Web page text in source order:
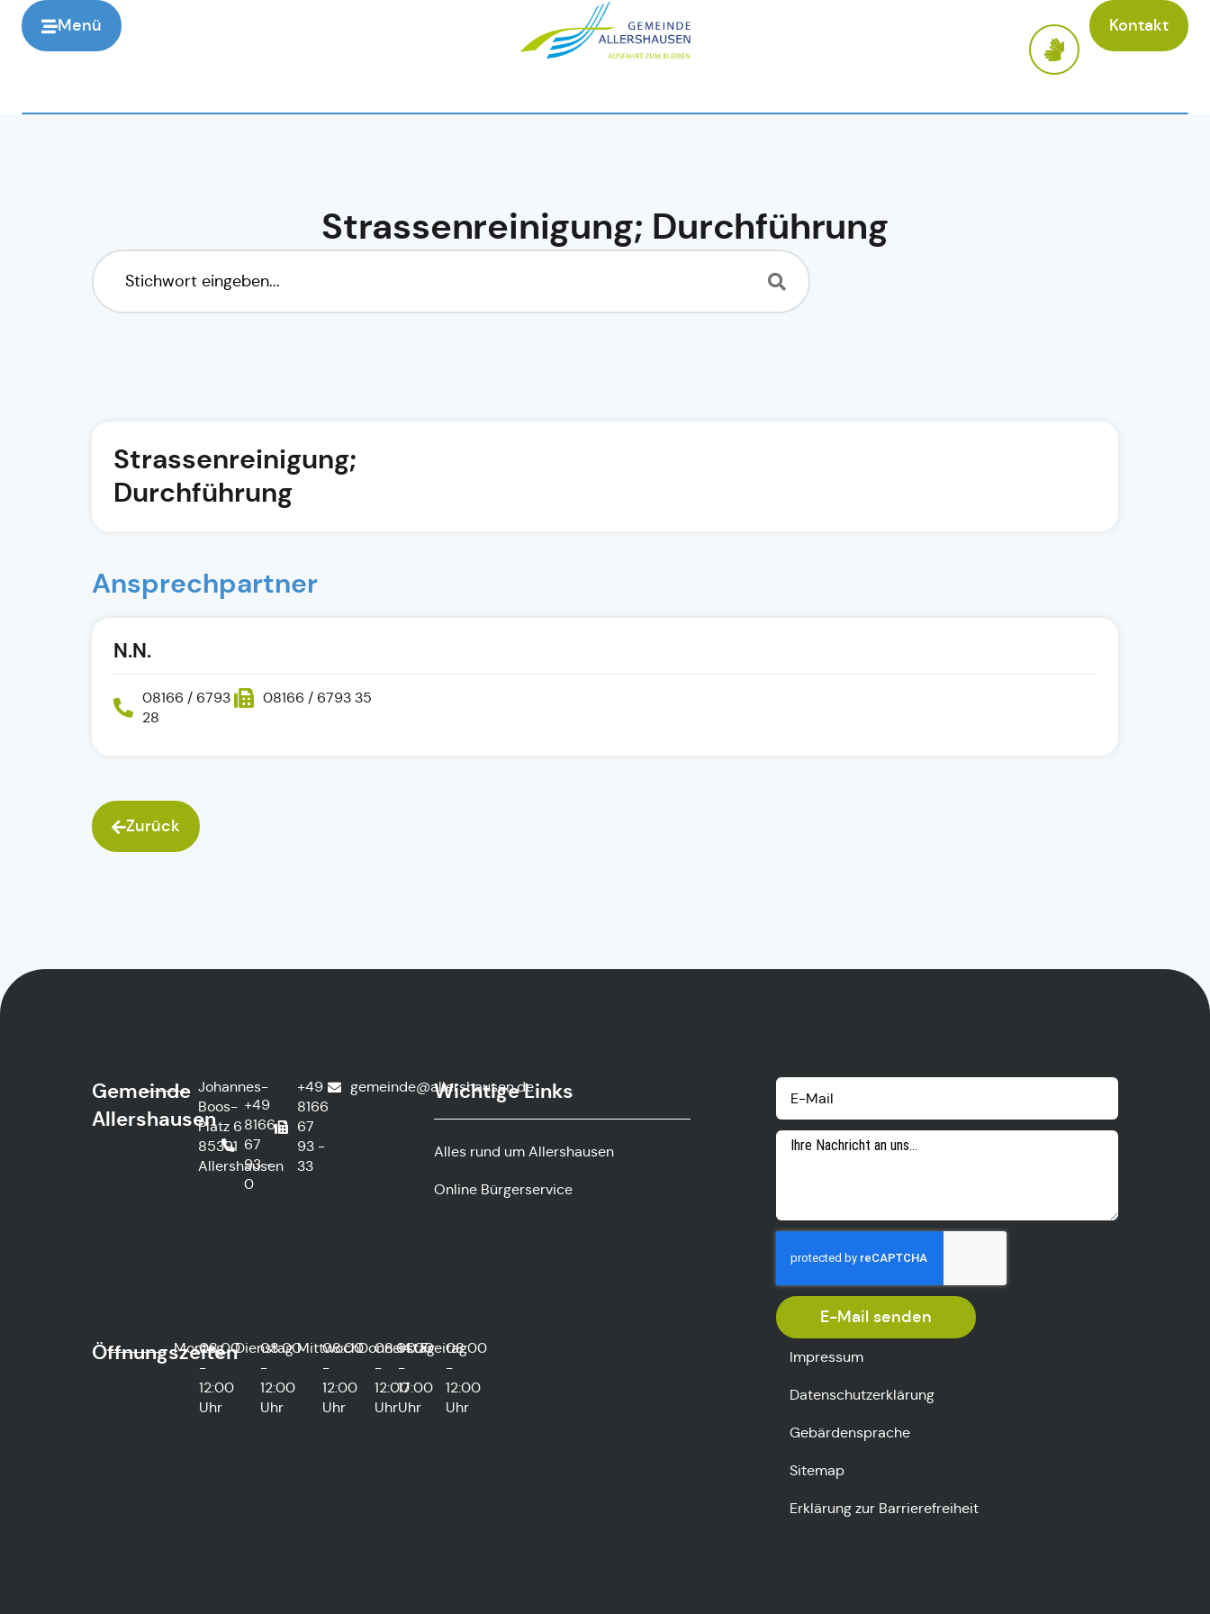
Menü Kontakt
Strassenreinigung; Durchführung
Strassenreinigung;
Durchführung
Ansprechpartner
N.N.
08166 / 6793
28
08166 / 6793 35
Zurück
Gemeinde
Allershausen
Johannes-
Boos-
Platz 6
85391
Allershausen
+49
8166
67
93 -
0
+49
8166
67
93 -
33
gemeinde@allershausen.de
Wichtige Links
Alles rund um Allershausen
Online Bürgerservice
E-Mail senden
Öffnungszeiten
Montag
08:00
-
12:00
Uhr
Dienstag
08:00
-
12:00
Uhr
Mittwoch
08:00
-
12:00
Uhr
Donnerstag
08:00
-
12:00
Uhr
14:00
-
17:00
Uhr
Freitag08:00
-
12:00
Uhr
Impressum
Datenschutzerklärung
Gebärdensprache
Sitemap
Erklärung zur Barrierefreiheit